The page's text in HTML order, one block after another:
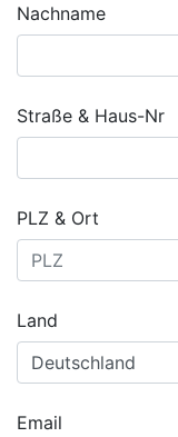
Nachname
Straße & Haus-Nr
PLZ & Ort
Land
Email